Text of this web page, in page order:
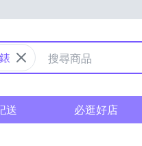
送 必逛好店